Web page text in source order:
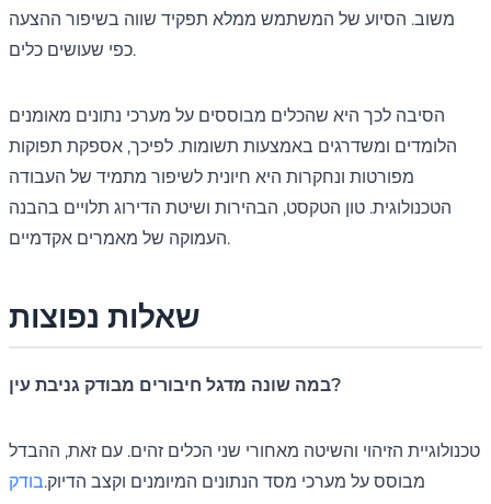
משוב. הסיוע של המשתמש ממלא תפקיד שווה בשיפור ההצעה
כפי שעושים כלים.
הסיבה לכך היא שהכלים מבוססים על מערכי נתונים מאומנים
הלומדים ומשדרגים באמצעות תשומות. לפיכך, אספקת תפוקות
מפורטות ונחקרות היא חיונית לשיפור מתמיד של העבודה
הטכנולוגית. טון הטקסט, הבהירות ושיטת הדירוג תלויים בהבנה
העמוקה של מאמרים אקדמיים.
שאלות נפוצות
במה שונה מדגל חיבורים מבודק גניבת עין?
טכנולוגיית הזיהוי והשיטה מאחורי שני הכלים זהים. עם זאת, ההבדל
מבוסס על מערכי מסד הנתונים המיומנים וקצב הדיוק.בודק